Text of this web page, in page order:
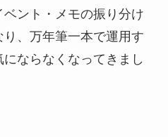
ント・メモの振り分け
、万年筆一本で運用す
ならなくなってきまし